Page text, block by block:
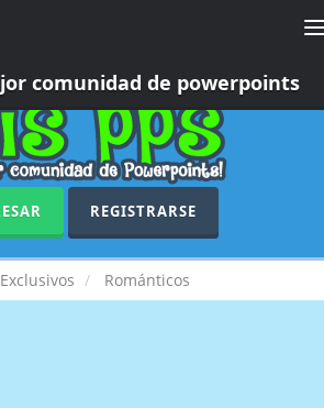
comunidad de powerpoints
REGISTRARSE
Exclusivos Románticos